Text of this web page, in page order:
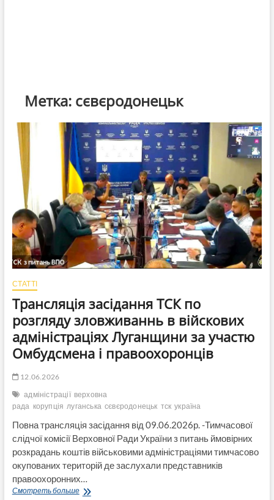
Метка: сєвєродонецьк
СТАТТІ
Трансляція засідання ТСК по
розгляду зловживаннь в війскових
адміністраціях Луганщини за участю
Омбудсмена і правоохоронців
12.06.2026
адміністрації верховна
рада корупція луганська сєвєродонецьк тск україна
Повна трансляція засідання від 09.06.2026р. -Тимчасової
слідчої комісії Верховної Ради України з питань ймовірних
розкрадань коштів військовими адміністраціями тимчасово
окупованих територій де заслухали представників
правоохоронних…
Смотреть большеТрансляція